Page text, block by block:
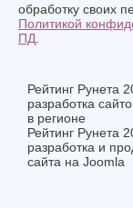
обработку своих
Политикой
ПД
Рейтинг Рунета
разработка
в регионе
Рейтинг Рунета
разработка и
сайта на Joomla